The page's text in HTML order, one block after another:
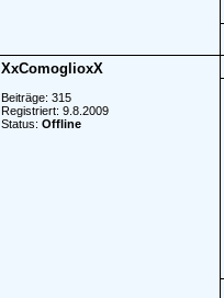
XxComoglioxX
Beiträge: 315
Registriert: 9.8.2009
Status: Offline